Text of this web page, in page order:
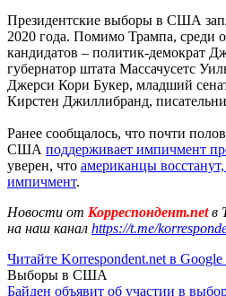
Президентские выборы в США
2020 года. Помимо Трампа, среди
кандидатов – политик-демократ
губернатор штата Массачусетс
Джерси Кори Букер, младший
Кирстен Джиллибранд,
Ранее сообщалось, что почти
США поддерживает импичмент
уверен, что американцы
импичмент.
Новости от Корреспондент.netв
на наш канал https://t.me/
Читайте Korrespondent.net в
Выборы в США
Байден объявит об участии в